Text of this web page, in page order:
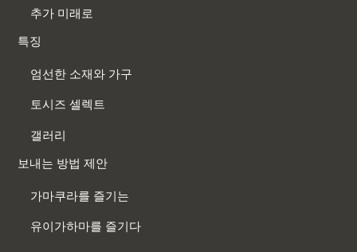
추가 미래로
특징
엄선한 소재와 가구
토시즈 셀렉트
갤러리
보내는 방법 제안
가마쿠라를 즐기는
유이가하마를 즐기다